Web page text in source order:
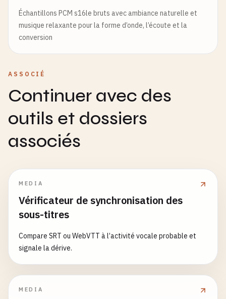
Échantillons PCM s16le bruts avec ambiance naturelle et
musique relaxante pour la forme d’onde, l’écoute et la
conversion
ASSOCIÉ
Continuer avec des
outils et dossiers
associés
MEDIA
Vérificateur de synchronisation des
sous-titres
Compare SRT ou WebVTT à l’activité vocale probable et
signale la dérive.
MEDIA